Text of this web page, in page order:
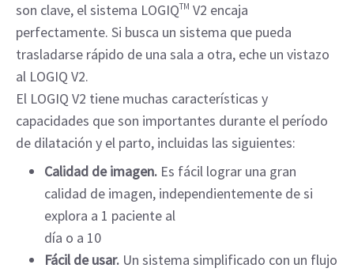
son clave, el sistema LOGIQTM V2 encaja
perfectamente. Si busca un sistema que pueda
trasladarse rápido de una sala a otra, eche un vistazo
al LOGIQ V2.
El LOGIQ V2 tiene muchas características y
capacidades que son importantes durante el período
de dilatación y el parto, incluidas las siguientes:
Calidad de imagen. Es fácil lograr una gran
calidad de imagen, independientemente de si
explora a 1 paciente al
día o a 10
Fácil de usar. Un sistema simplificado con un flujo